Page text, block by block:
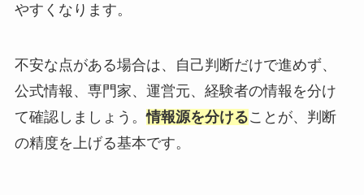
やすくなります。
不安な点がある場合は、自己判断だけで進めず、
公式情報、専門家、運営元、経験者の情報を分け
て確認しましょう。情報源を分けることが、判断
の精度を上げる基本です。